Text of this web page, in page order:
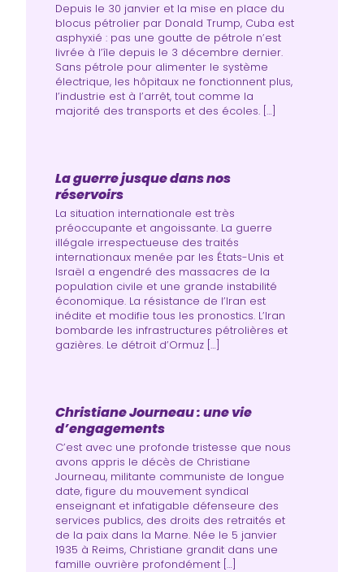
Depuis le 30 janvier et la mise en place du
blocus pétrolier par Donald Trump, Cuba est
asphyxié : pas une goutte de pétrole n’est
livrée à l’île depuis le 3 décembre dernier.
Sans pétrole pour alimenter le système
électrique, les hôpitaux ne fonctionnent plus,
l’industrie est à l’arrêt, tout comme la
majorité des transports et des écoles. […]
La guerre jusque dans nos
réservoirs
La situation internationale est très
préoccupante et angoissante. La guerre
illégale irrespectueuse des traités
internationaux menée par les États-Unis et
Israël a engendré des massacres de la
population civile et une grande instabilité
économique. La résistance de l’Iran est
inédite et modifie tous les pronostics. L’Iran
bombarde les infrastructures pétrolières et
gazières. Le détroit d’Ormuz […]
Christiane Journeau : une vie
d’engagements
C’est avec une profonde tristesse que nous
avons appris le décès de Christiane
Journeau, militante communiste de longue
date, figure du mouvement syndical
enseignant et infatigable défenseure des
services publics, des droits des retraités et
de la paix dans la Marne. Née le 5 janvier
1935 à Reims, Christiane grandit dans une
famille ouvrière profondément […]